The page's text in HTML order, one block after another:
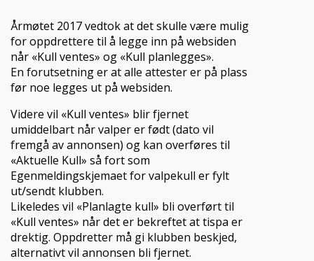
Årmøtet 2017 vedtok at det skulle være mulig
for oppdrettere til å legge inn på websiden
når «Kull ventes» og «Kull planlegges».
En forutsetning er at alle attester er på plass
før noe legges ut på websiden.
Videre vil «Kull ventes» blir fjernet
umiddelbart når valper er født (dato vil
fremgå av annonsen) og kan overføres til
«Aktuelle Kull» så fort som
Egenmeldingskjemaet for valpekull er fylt
ut/sendt klubben.
Likeledes vil «Planlagte kull» bli overført til
«Kull ventes» når det er bekreftet at tispa er
drektig. Oppdretter må gi klubben beskjed,
alternativt vil annonsen bli fjernet.